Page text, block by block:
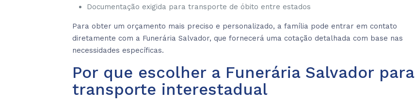
Documentação exigida para transporte de óbito entre estados
Para obter um orçamento mais preciso e personalizado, a família pode entrar em contato
diretamente com a Funerária Salvador, que fornecerá uma cotação detalhada com base nas
necessidades específicas.
Por que escolher a Funerária Salvador para
transporte interestadual